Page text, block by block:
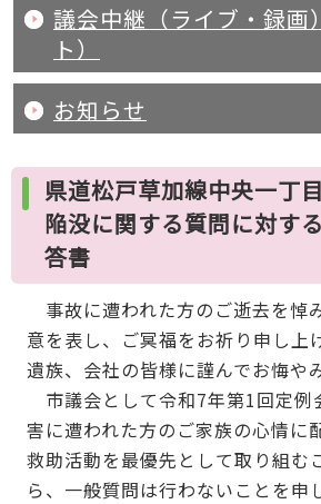
議会中継（ライブ・録画
ト）
お知らせ
県道松戸草加線中央一丁
陥没に関する質問に対す
答書
事故に遭われた方のご逝去を悼
意を表し、ご冥福をお祈り申し上
遺族、会社の皆様に謹んでお悔や
市議会として令和7年第1回定例
害に遭われた方のご家族の心情に
救助活動を最優先として取り組む
ら、一般質問は行わないことを申